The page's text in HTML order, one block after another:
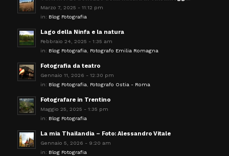
Marzo 7, 2025 - 11:12 pm
in: Blog Fotografia
Lago della Ninfa e la natura
Febbraio 24, 2025 - 1:35 am
in: Blog Fotografia, Fotografo Emilia Romagna
Fotografia da teatro
Gennaio 11, 2026 - 12:30 pm
in: Blog Fotografia, Fotografo Ostia - Roma
Fotografare in Trentino
Maggio 25, 2025 - 1:35 pm
in: Blog Fotografia
La mia Thailandia – Foto: Alessandro Vitale
Gennaio 5, 2026 - 9:20 am
in: Blog Fotografia